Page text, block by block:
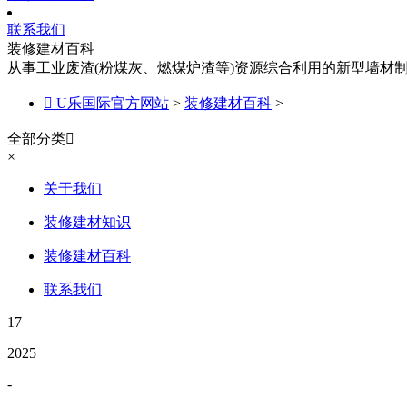
联系我们
装修建材百科
从事工业废渣(粉煤灰、燃煤炉渣等)资源综合利用的新型墙材
 U乐国际官方网站 > 装修建材百科 >
全部分类
×
关于我们
装修建材知识
装修建材百科
联系我们
17
2025
-